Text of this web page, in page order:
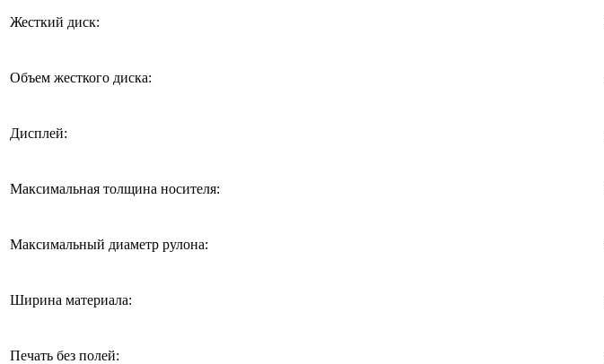
Жесткий диск:
Объем жесткого диска:
Дисплей:
Максимальная толщина носителя:
Максимальный диаметр рулона:
Ширина материала:
Печать без полей: